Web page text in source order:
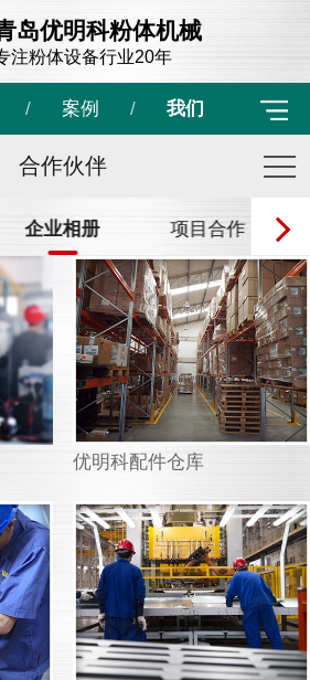
岛优明科粉体机械
注粉体设备行业20年
/ 案例 / 我们
合作伙伴
企业相册 项目合作
优明科配件仓库